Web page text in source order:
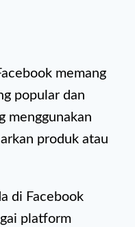
memang
popular dan
menggunakan
produk atau
di Facebook
platform